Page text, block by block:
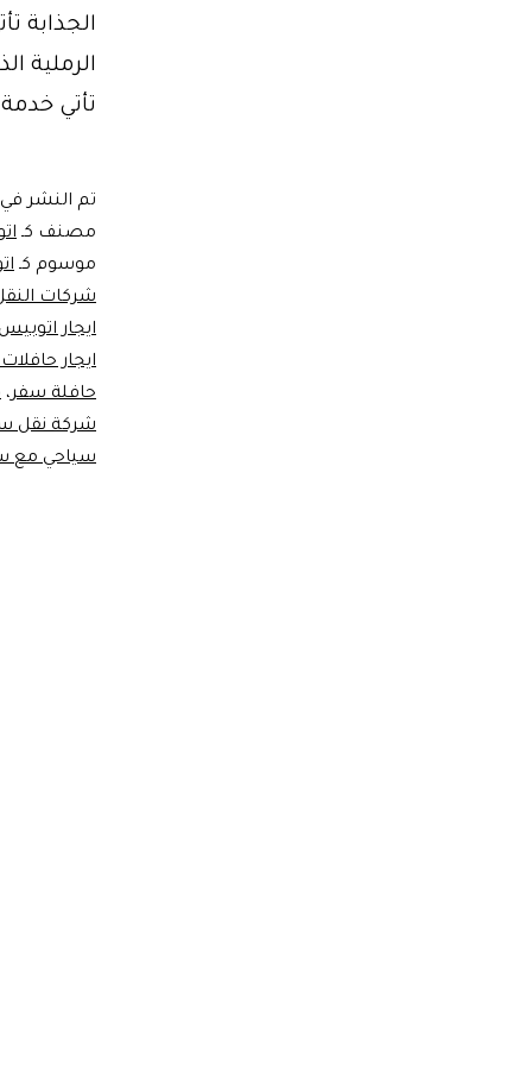
الرملية
تأتي
تم النشر في
مصنف كـ
موسوم كـ
شركات
ايجار
ايجار
حافلة سفر،
شركة نقل
سياحي مع